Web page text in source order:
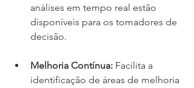
análises em tempo real estão
disponíveis para os tomadores de
decisão.
Melhoria Contínua: Facilita a
identificação de áreas de melhoria